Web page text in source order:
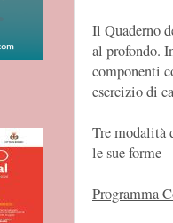
Il Quaderno
al profondo.
componenti
esercizio di
Tre modalità
le sue forme
Programma